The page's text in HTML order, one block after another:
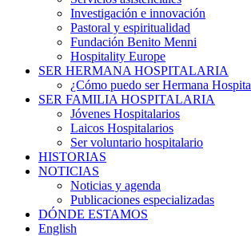
Investigación e innovación
Pastoral y espiritualidad
Fundación Benito Menni
Hospitality Europe
SER HERMANA HOSPITALARIA
¿Cómo puedo ser Hermana
SER FAMILIA HOSPITALARIA
Jóvenes Hospitalarios
Laicos Hospitalarios
Ser voluntario hospitalario
HISTORIAS
NOTICIAS
Noticias y agenda
Publicaciones especializadas
DÓNDE ESTAMOS
English